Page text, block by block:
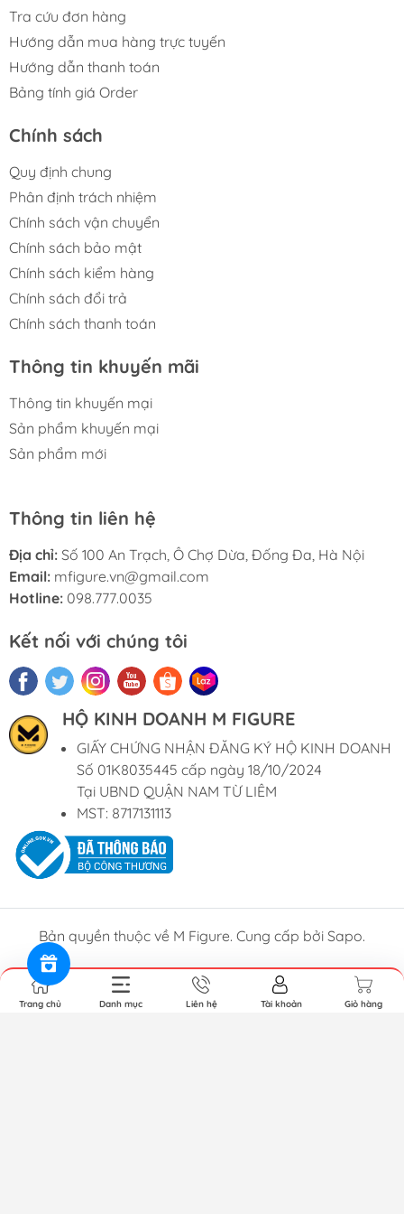
#mo_hinh_chinh_hang #mo_hinh_figure
#figure_chinh_hang #mo_hinh_tinh #mfigure
#m_figure #micabox #hoptrungbay
#hoptrungbaymica
Tra cứu đơn hàng
Hướng dẫn mua hàng trực tuyến
Hướng dẫn thanh toán
Bảng tính giá Order
Chính sách
Quy định chung
Phân định trách nhiệm
Chính sách vận chuyển
Chính sách bảo mật
Chính sách kiểm hàng
Chính sách đổi trả
Chính sách thanh toán
Thông tin khuyến mãi
Thông tin khuyến mại
Sản phẩm khuyến mại
Sản phẩm mới
Thông tin liên hệ
Địa chỉ: Số 100 An Trạch, Ô Chợ Dừa, Đống Đa, Hà Nội
Email: mfigure.vn@gmail.com
Hotline: 098.777.0035
Kết nối với chúng tôi
HỘ KINH DOANH M FIGURE
GIẤY CHỨNG NHẬN ĐĂNG KÝ HỘ KINH DOANH
Số 01K8035445 cấp ngày 18/10/2024
Tại UBND QUẬN NAM TỪ LIÊM
MST: 8717131113
Bản quyền thuộc về M Figure. Cung cấp bởi Sapo.
Trang chủ Danh mục Liên hệ Tài khoản Giỏ hàng